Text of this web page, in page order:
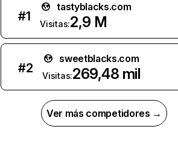
#1
tastyblacks.com
Visitas:2,9 M
#2
sweetblacks.com
Visitas:269,48 mil
Ver más competidores →